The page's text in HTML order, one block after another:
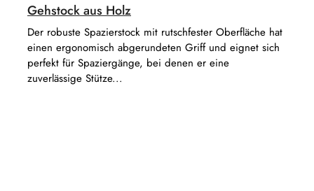
Gehstock aus Holz
Der robuste Spazierstock mit rutschfester Oberfläche hat
einen ergonomisch abgerundeten Griff und eignet sich
perfekt für Spaziergänge, bei denen er eine
zuverlässige Stütze...